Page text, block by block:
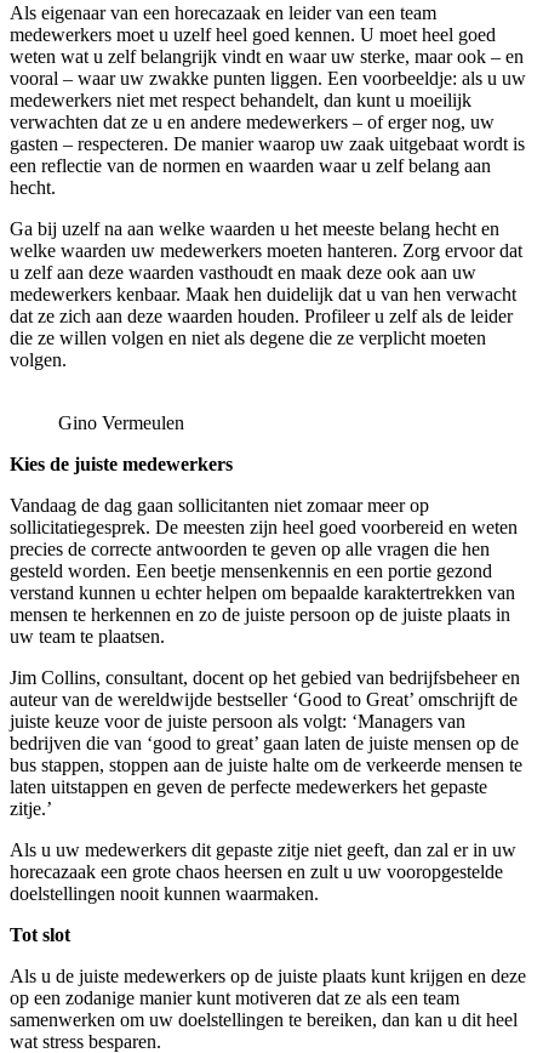
Als eigenaar van een horecazaak en leider van een team
medewerkers moet u uzelf heel goed kennen. U moet heel goed
weten wat u zelf belangrijk vindt en waar uw sterke, maar ook – en
vooral – waar uw zwakke punten liggen. Een voorbeeldje: als u uw
medewerkers niet met respect behandelt, dan kunt u moeilijk
verwachten dat ze u en andere medewerkers – of erger nog, uw
gasten – respecteren. De manier waarop uw zaak uitgebaat wordt is
een reflectie van de normen en waarden waar u zelf belang aan
hecht.
Ga bij uzelf na aan welke waarden u het meeste belang hecht en
welke waarden uw medewerkers moeten hanteren. Zorg ervoor dat
u zelf aan deze waarden vasthoudt en maak deze ook aan uw
medewerkers kenbaar. Maak hen duidelijk dat u van hen verwacht
dat ze zich aan deze waarden houden. Profileer u zelf als de leider
die ze willen volgen en niet als degene die ze verplicht moeten
volgen.
Gino Vermeulen
Kies de juiste medewerkers
Vandaag de dag gaan sollicitanten niet zomaar meer op
sollicitatiegesprek. De meesten zijn heel goed voorbereid en weten
precies de correcte antwoorden te geven op alle vragen die hen
gesteld worden. Een beetje mensenkennis en een portie gezond
verstand kunnen u echter helpen om bepaalde karaktertrekken van
mensen te herkennen en zo de juiste persoon op de juiste plaats in
uw team te plaatsen.
Jim Collins, consultant, docent op het gebied van bedrijfsbeheer en
auteur van de wereldwijde bestseller ‘Good to Great’ omschrijft de
juiste keuze voor de juiste persoon als volgt: ‘Managers van
bedrijven die van ‘good to great’ gaan laten de juiste mensen op de
bus stappen, stoppen aan de juiste halte om de verkeerde mensen te
laten uitstappen en geven de perfecte medewerkers het gepaste
zitje.’
Als u uw medewerkers dit gepaste zitje niet geeft, dan zal er in uw
horecazaak een grote chaos heersen en zult u uw vooropgestelde
doelstellingen nooit kunnen waarmaken.
Tot slot
Als u de juiste medewerkers op de juiste plaats kunt krijgen en deze
op een zodanige manier kunt motiveren dat ze als een team
samenwerken om uw doelstellingen te bereiken, dan kan u dit heel
wat stress besparen.